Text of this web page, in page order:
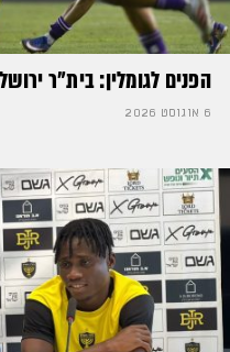
הפנים לגומלין: בית״ר
6 אוגוסט 2026